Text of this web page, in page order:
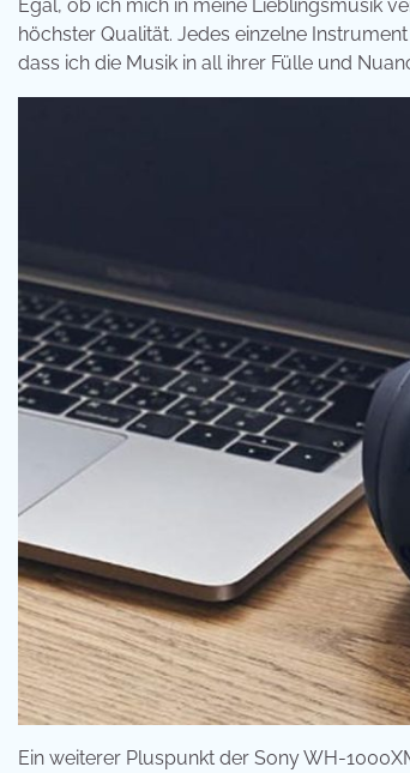
Egal, ob ich mich in meine Lieblingsmusik
höchster Qualität. Jedes einzelne
dass ich die Musik in all ihrer Fülle und
Ein weiterer Pluspunkt der Sony WH-